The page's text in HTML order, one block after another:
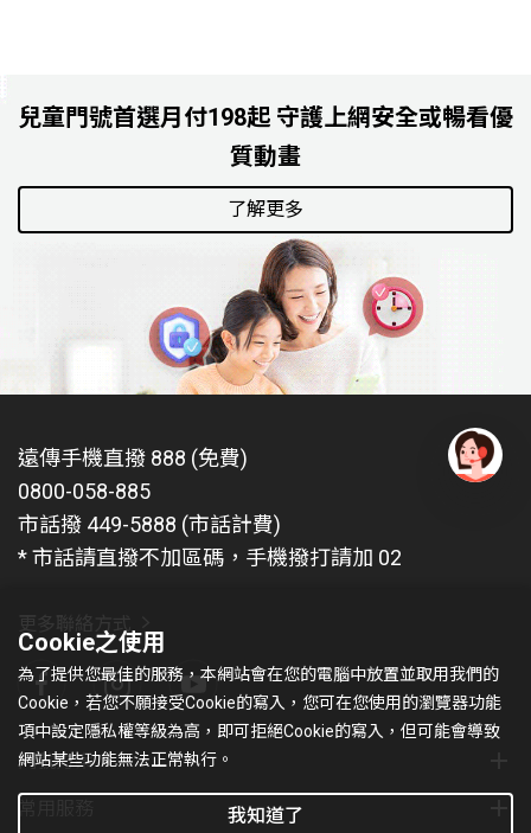
兒童門號首選月付198起 守護上網安全或暢看優
質動畫
了解更多
遠傳手機直撥 888 (免費)
0800-058-885
市話撥 449-5888 (市話計費)
* 市話請直撥不加區碼，手機撥打請加 02
門號方案
Cookie之使用
為了提供您最佳的服務，本網站會在您的電腦中放置並取用我們的
Cookie，若您不願接受Cookie的寫入，您可在您使用的瀏覽器功能
項中設定隱私權等級為高，即可拒絕Cookie的寫入，但可能會導致
網站某些功能無法正常執行。
我知道了